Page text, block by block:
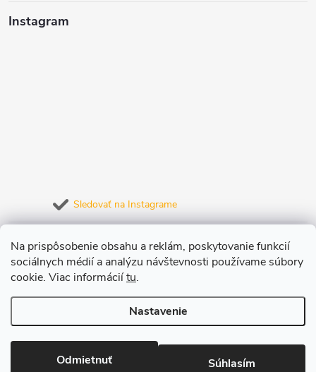
Na prispôsobenie obsahu a reklám, poskytovanie funkcií
sociálnych médií a analýzu návštevnosti používame súbory
cookie. Viac informáciítu.
Nastavenie
Odmietnuť Súhlasím
Instagram
Sledovať na Instagrame
Prijímame online platby
Copyright 2026JuiceLab.sk. Všetky práva vyhradené.Upraviť nastavenie
cookies